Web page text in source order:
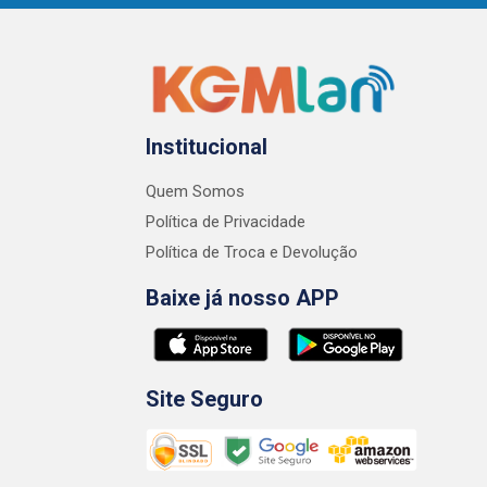
Institucional
Quem Somos
Política de Privacidade
Política de Troca e Devolução
Baixe já nosso APP
Site Seguro